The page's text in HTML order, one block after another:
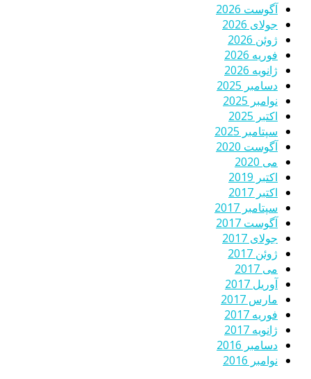
آگوست 2026
جولای 2026
ژوئن 2026
فوریه 2026
ژانویه 2026
دسامبر 2025
نوامبر 2025
اکتبر 2025
سپتامبر 2025
آگوست 2020
می 2020
اکتبر 2019
اکتبر 2017
سپتامبر 2017
آگوست 2017
جولای 2017
ژوئن 2017
می 2017
آوریل 2017
مارس 2017
فوریه 2017
ژانویه 2017
دسامبر 2016
نوامبر 2016